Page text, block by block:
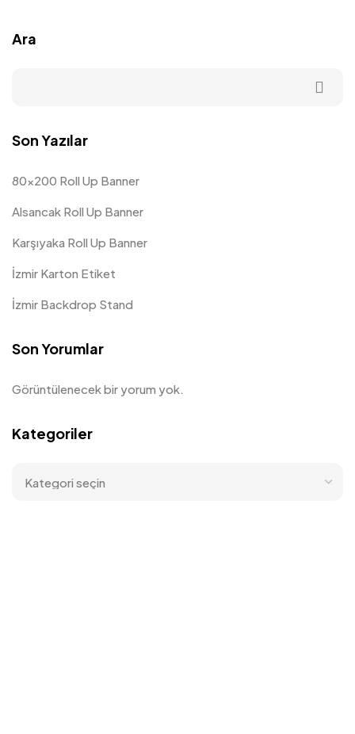
Ara
Son Yazılar
80×200 Roll Up Banner
Alsancak Roll Up Banner
Karşıyaka Roll Up Banner
İzmir Karton Etiket
İzmir Backdrop Stand
Son Yorumlar
Görüntülenecek bir yorum yok.
Kategoriler